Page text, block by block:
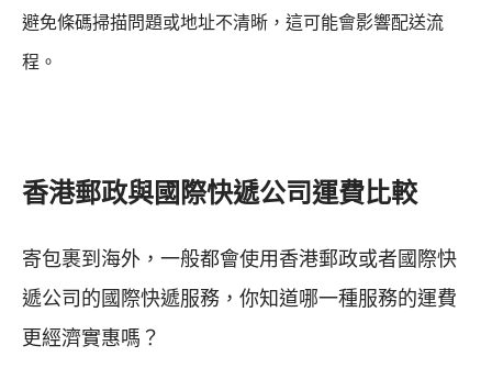
避免條碼掃描問題或地址不清晰，這可能會影響配送流
程。
香港郵政與國際快遞公司運費比較
寄包裹到海外，一般都會使用香港郵政或者國際快
遞公司的國際快遞服務，你知道哪一種服務的運費
更經濟實惠嗎？